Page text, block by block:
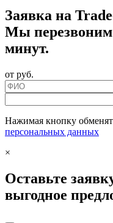
Заявка на
Мы перезвоним
минут.
от руб.
Нажимая кнопку
персональных данных
×
Оставьте
выгодное